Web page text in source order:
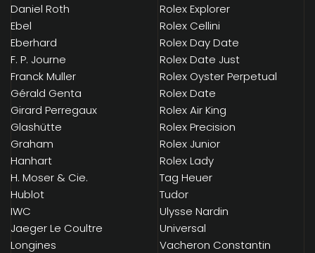
Daniel Roth
Ebel
Eberhard
F. P. Journe
Franck Muller
Gérald Genta
Girard Perregaux
Glashütte
Graham
Hanhart
H. Moser & Cie.
Hublot
IWC
Jaeger Le Coultre
Longines
Rolex Explorer
Rolex Cellini
Rolex Day Date
Rolex Date Just
Rolex Oyster Perpetual
Rolex Date
Rolex Air King
Rolex Precision
Rolex Junior
Rolex Lady
Tag Heuer
Tudor
Ulysse Nardin
Universal
Vacheron Constantin